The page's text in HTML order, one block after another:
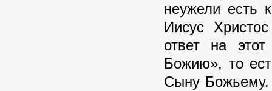
неужели есть
Иисус
ответ на
Божию», то
Сыну